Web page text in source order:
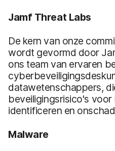
Jamf Threat Labs
De kern van onze
wordt gevormd door
ons team van ervaren
datawetenschappers,
beveiligingsrisico's
identificeren en
Malware